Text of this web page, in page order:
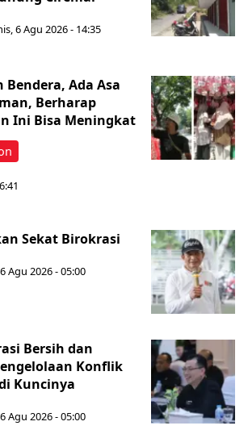
6 Agu 2026 - 14:35
Ada Asa
Berharap
Ini Bisa Meningkat
Sekat Birokrasi
Agu 2026 - 05:00
Bersih dan
Konflik
Kuncinya
Agu 2026 - 05:00